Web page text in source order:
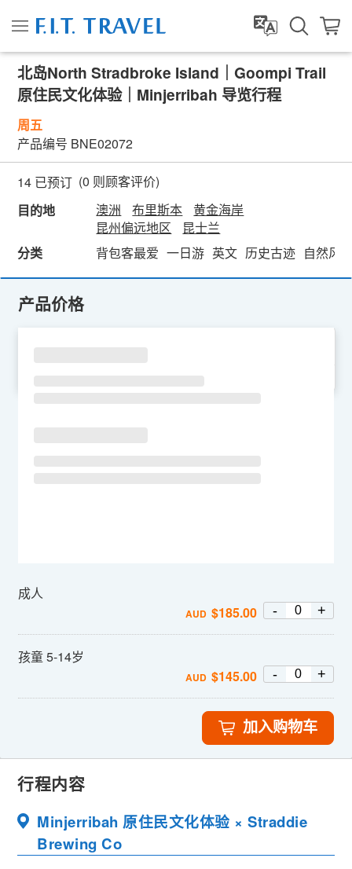
北岛North Stradbroke Island｜Goompi Trail
原住民文化体验｜Minjerribah 导览行程
周五
产品编号 BNE02072
14 已预订 (0 则顾客评价)
目的地
澳洲 布里斯本
黄金海岸
昆州偏远地区
昆士兰
分类
背包客最爱 一日游 英文 历史古迹 自然风
产品价格
成人
AUD $185.00 - +
孩童 5-14岁
AUD $145.00 - +
加入购物车
行程内容
Minjerribah 原住民文化体验 × Straddie
Brewing Co